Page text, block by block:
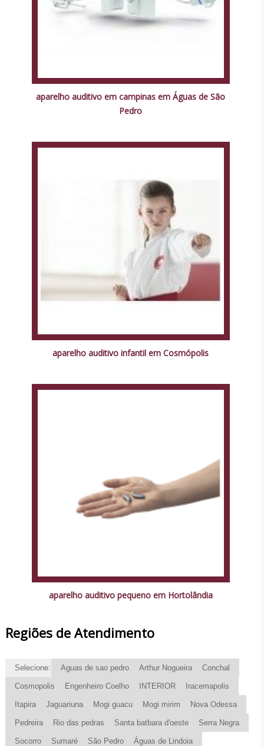
aparelho auditivo em campinas em Águas de São
Pedro
aparelho auditivo infantil em Cosmópolis
aparelho auditivo pequeno em Hortolândia
Regiões de Atendimento
Selecione: Aguas de sao pedro Arthur Nogueira Conchal
Cosmopolis Engenheiro Coelho INTERIOR Iracemapolis
Itapira Jaguariuna Mogi guacu Mogi mirim Nova Odessa
Pedreira Rio das pedras Santa batbara d'oeste Serra Negra
Socorro Sumaré São Pedro Águas de Lindoia